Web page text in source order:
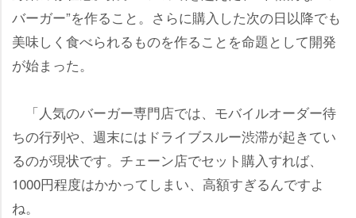
バーガー”を作ること。さらに購入した次の日以降でも
美味しく食べられるものを作ることを命題として開発
が始まった。
「人気のバーガー専門店では、モバイルオーダー待
ちの行列や、週末にはドライブスルー渋滞が起きてい
るのが現状です。チェーン店でセット購入すれば、
1000円程度はかかってしまい、高額すぎるんですよ
ね。